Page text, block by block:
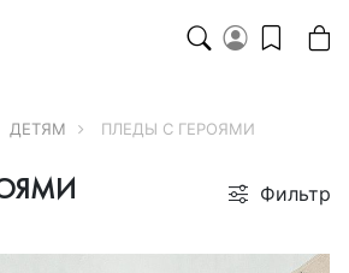
ДЕТЯМ ПЛЕДЫ С ГЕРОЯМИ
Фильтр